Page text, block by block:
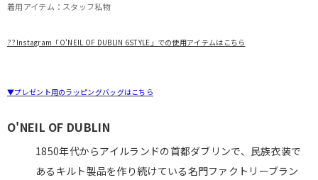
着用アイテム：スタッフ私物
??Instagram「O'NEIL OF DUBLIN 6STYLE」での使用アイテムはこちら
▼プレゼント用のラッピングバッグはこちら
O'NEIL OF DUBLIN
1850年代からアイルランドの首都ダブリンで、民族衣装で
あるキルト製品を作り続けている名門ファクトリーブラン